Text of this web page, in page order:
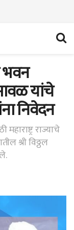
भवन
यांचे
निवेदन
राज्याचे
श्री विठ्ठल